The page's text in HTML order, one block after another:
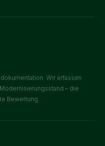
Wir erfassen
– die
Bewertung.